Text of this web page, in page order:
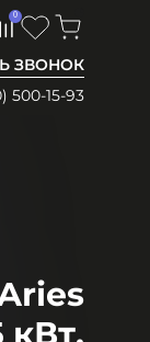
ЗВОНОК
500-15-93
0
кВт,